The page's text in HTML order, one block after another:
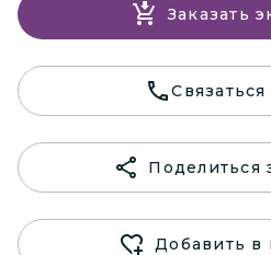
Заказать
Поделиться
Добавить в